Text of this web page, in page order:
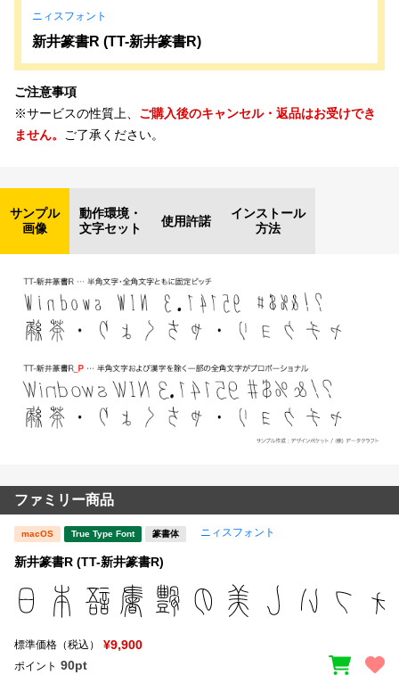
ニィスフォント
新井篆書R (TT-新井篆書R)
ご注意事項
※サービスの性質上、 ご購入後のキャンセル・返品はお受けでき
ません。 ご了承ください。
サンプル
画像
動作環境・
文字セット
使用許諾
インストール
方法
ファミリー商品
macOS True Type Font 篆書体 ニィスフォント
新井篆書R (TT-新井篆書R)
標準価格（税込） ¥9,900
ポイント 90pt